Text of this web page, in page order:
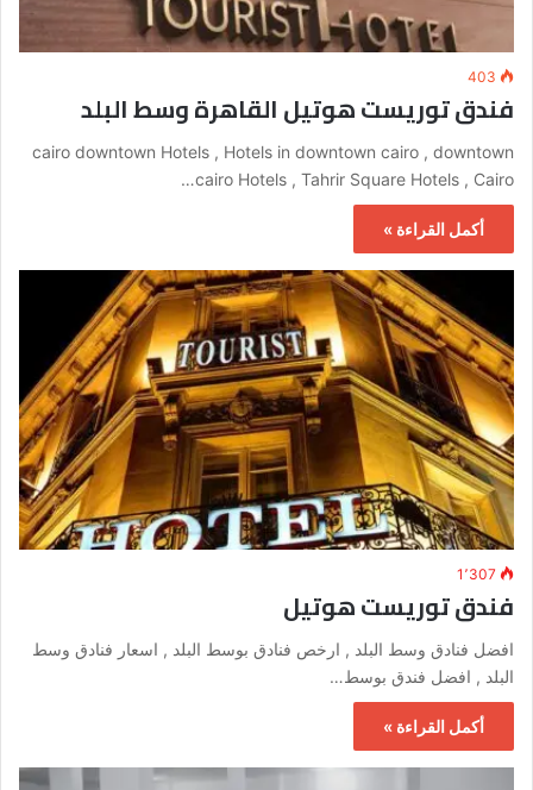
403
فندق توريست هوتيل القاهرة وسط البلد
cairo downtown Hotels , Hotels in downtown cairo , downtown
cairo Hotels , Tahrir Square Hotels , Cairo…
أكمل القراءة »
1٬307
فندق توريست هوتيل
افضل فنادق وسط البلد , ارخص فنادق بوسط البلد , اسعار فنادق وسط
البلد , افضل فندق بوسط…
أكمل القراءة »